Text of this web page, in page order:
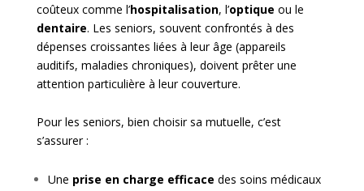
coûteux comme l’hospitalisation, l’optique ou le
dentaire. Les seniors, souvent confrontés à des
dépenses croissantes liées à leur âge (appareils
auditifs, maladies chroniques), doivent prêter une
attention particulière à leur couverture.
Pour les seniors, bien choisir sa mutuelle, c’est
s’assurer :
Une prise en charge efficace des soins médicaux